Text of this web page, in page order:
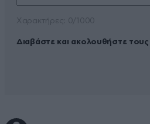
Διαβάστε και ακολουθήστε